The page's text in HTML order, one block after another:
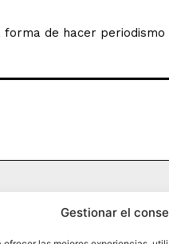
Gestionar el
de hacer periodismo